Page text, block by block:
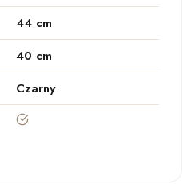
44 cm
40 cm
Czarny
tak